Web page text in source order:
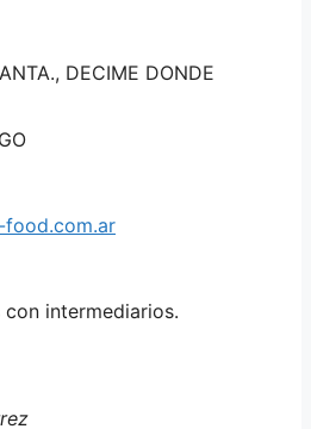
DECIME DONDE
intermediarios.